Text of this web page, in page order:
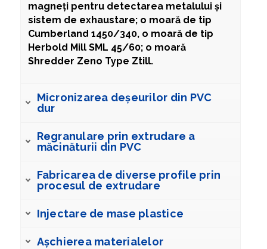
magneți pentru detectarea metalului și
sistem de exhaustare; o moară de tip
Cumberland 1450/340, o moară de tip
Herbold Mill SML 45/60; o moară
Shredder Zeno Type Ztill.
Micronizarea deșeurilor din PVC
dur
Regranulare prin extrudare a
măcinăturii din PVC
Fabricarea de diverse profile prin
procesul de extrudare
Injectare de mase plastice
Așchierea materialelor